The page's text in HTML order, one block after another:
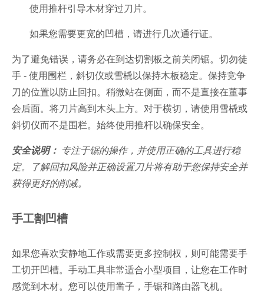
使用推杆引导木材穿过刀片。
如果您需要更宽的凹槽，请进行几次通行证。
为了避免错误，请务必在到达切割板之前关闭锯。切勿徒
手 - 使用围栏，斜切仪或雪橇以保持木板稳定。保持竞争
刀的位置以防止回扣。稍微站在侧面，而不是直接在董事
会后面。将刀片高到木头上方。对于横切，请使用雪橇或
斜切仪而不是围栏。始终使用推杆以确保安全。
安全说明： 专注于锯的操作，并使用正确的工具进行稳
定。了解回扣风险并正确设置刀片将有助于您保持安全并
获得更好的削减。
手工割凹槽
如果您喜欢安静地工作或需要更多控制权，则可能需要手
工切开凹槽。手动工具非常适合小型项目，让您在工作时
感觉到木材。您可以使用凿子，手锯和路由器飞机。